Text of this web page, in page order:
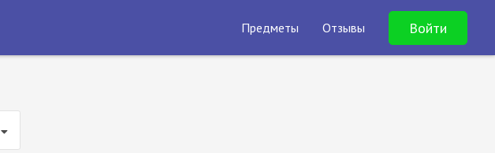
Предметы Отзывы Войти